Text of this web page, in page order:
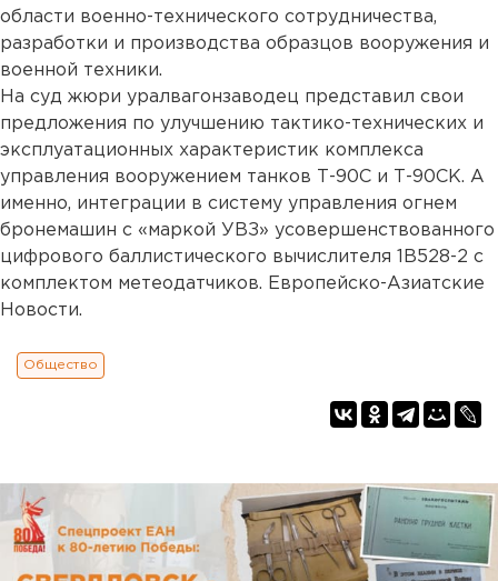
области военно-технического сотрудничества,
разработки и производства образцов вооружения и
военной техники.
На суд жюри уралвагонзаводец представил свои
предложения по улучшению тактико-технических и
эксплуатационных характеристик комплекса
управления вооружением танков Т-90С и Т-90СК. А
именно, интеграции в систему управления огнем
бронемашин с «маркой УВЗ» усовершенствованного
цифрового баллистического вычислителя 1В528-2 с
комплектом метеодатчиков. Европейско-Азиатские
Новости.
Общество